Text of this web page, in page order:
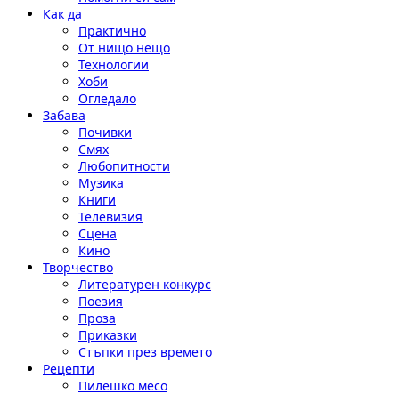
Как да
Практично
От нищо нещо
Технологии
Хоби
Огледало
Забава
Почивки
Смях
Любопитности
Музика
Книги
Телевизия
Сцена
Кино
Творчество
Литературен конкурс
Поезия
Проза
Приказки
Стъпки през времето
Рецепти
Пилешко месо